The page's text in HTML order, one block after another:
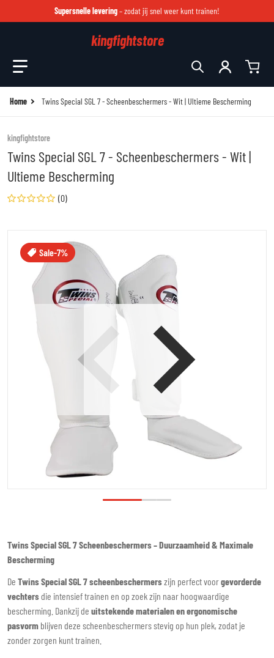
Supersnelle levering– zodat jij snel weer kunt trainen!
kingfightstore
Home Twins Special SGL 7 - Scheenbeschermers - Wit | Ultieme Bescherming
Sale-7%
Open media 1 in galerijweergave
kingfightstore
Twins Special SGL 7 - Scheenbeschermers - Wit |
Ultieme Bescherming
(0)
Twins Special SGL 7 Scheenbeschermers – Duurzaamheid & Maximale
Bescherming
De Twins Special SGL 7 scheenbeschermerszijn perfect voorgevorderde
vechtersdie intensief trainen en op zoek zijn naar hoogwaardige
bescherming. Dankzij de uitstekende materialen en ergonomische
pasvorm blijven deze scheenbeschermers stevig op hun plek, zodat je
zonder zorgen kunt trainen.